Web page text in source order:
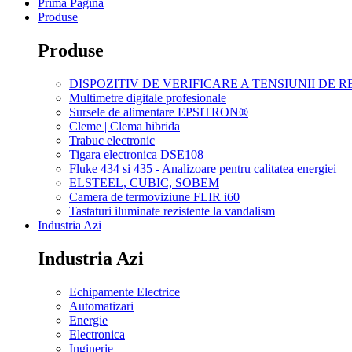
Prima Pagina
Produse
Produse
DISPOZITIV DE VERIFICARE A TENSIUNII DE
Multimetre digitale profesionale
Sursele de alimentare EPSITRON®
Cleme | Clema hibrida
Trabuc electronic
Tigara electronica DSE108
Fluke 434 si 435 - Analizoare pentru calitatea energiei
ELSTEEL, CUBIC, SOBEM
Camera de termoviziune FLIR i60
Tastaturi iluminate rezistente la vandalism
Industria Azi
Industria Azi
Echipamente Electrice
Automatizari
Energie
Electronica
Inginerie